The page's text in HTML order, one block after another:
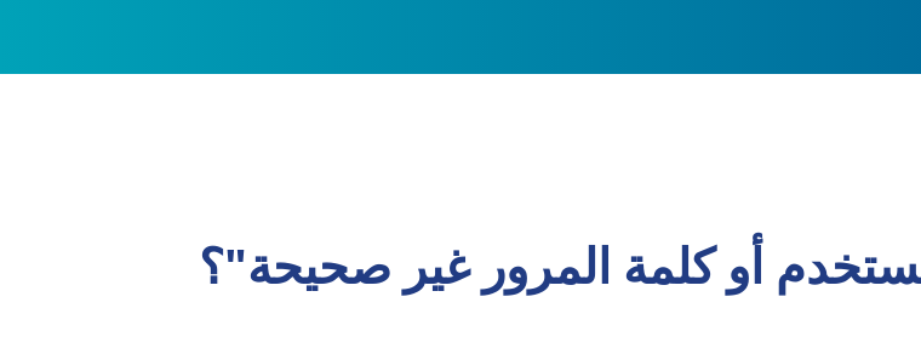
أو كلمة المرور غير صحيحة"؟